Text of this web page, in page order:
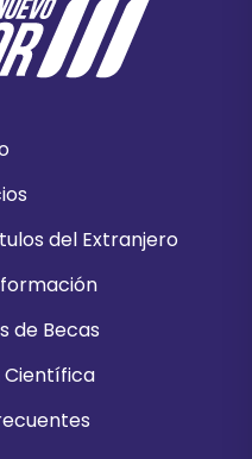
del Extranjero
de Becas
Científica